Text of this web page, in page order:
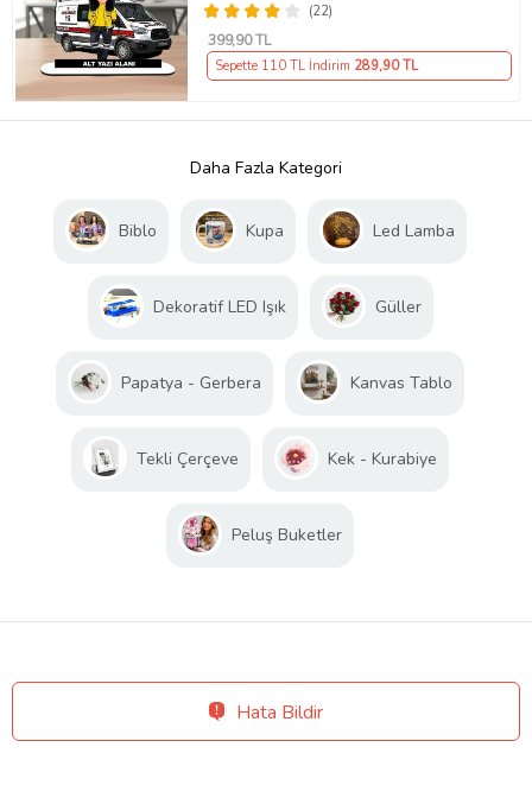
(22)
399,90 TL
Sepette 110 TL İndirim 289,90 TL
Daha Fazla Kategori
Biblo Kupa Led Lamba
Dekoratif LED Işık Güller
Papatya - Gerbera Kanvas Tablo
Tekli Çerçeve Kek - Kurabiye
Peluş Buketler
Hata Bildir